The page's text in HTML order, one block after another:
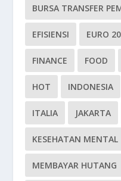
BURSA TRANSFER
EFISIENSI EURO
FINANCE FOOD
HOT INDONESIA
ITALIA JAKARTA
KESEHATAN MENTAL
MEMBAYAR HUTANG